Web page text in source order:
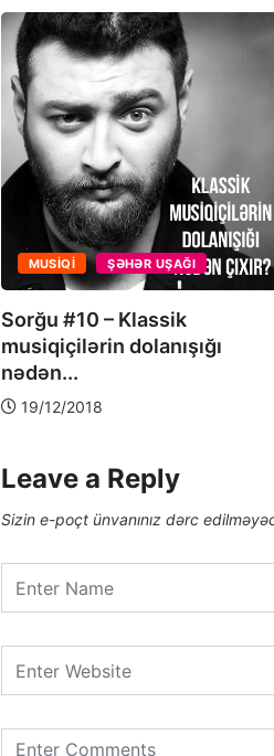
MUSIQI ŞƏHƏR UŞAĞI
Sorğu #10 – Klassik
musiqiçilərin dolanışığı
nədən...
19/12/2018
Leave a Reply
Sizin e-poçt ünvanınız dərc